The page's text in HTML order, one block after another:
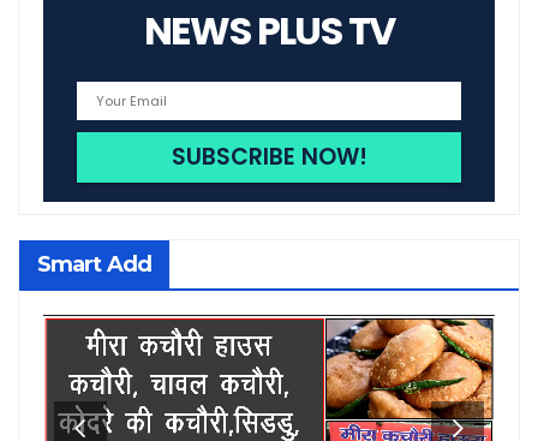
NEWS PLUS TV
Smart Add